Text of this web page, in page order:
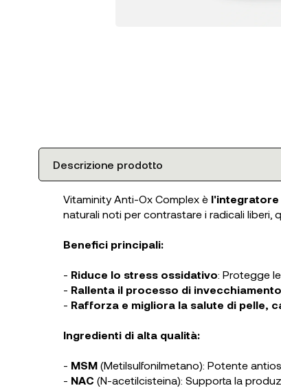
Descrizione prodotto
Vitaminity Anti-Ox Complex è l'integratore
naturali noti per contrastare i radicali liberi,
Benefici principali:
- Riduce lo stress ossidativo: Protegge
- Rallenta il processo di
- Rafforza e migliora la salute di pelle,
Ingredienti di alta qualità:
- MSM (Metilsulfonilmetano): Potente
- NAC (N-acetilcisteina): Supporta la